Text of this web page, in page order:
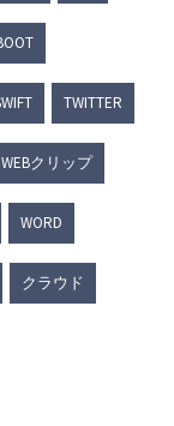
TWITTER
WEBクリップ
WORD
クラウド